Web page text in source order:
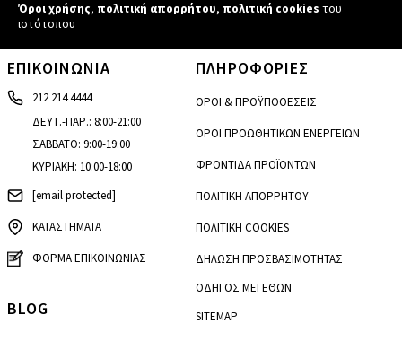
Όροι χρήσης, πολιτική απορρήτου, πολιτική cookies του
ιστότοπου
ΕΠΙΚΟΙΝΩΝΙΑ
212 214 4444
ΔΕΥΤ.-ΠΑΡ.: 8:00-21:00
ΣΑΒΒΑΤΟ: 9:00-19:00
ΚΥΡΙΑΚΗ: 10:00-18:00
[email protected]
ΚΑΤΑΣΤΗΜΑΤΑ
ΦΟΡΜΑ ΕΠΙΚΟΙΝΩΝΙΑΣ
ΠΛΗΡΟΦΟΡΙΕΣ
ΟΡΟΙ & ΠΡΟΫΠΟΘΕΣΕΙΣ
ΟΡΟΙ ΠΡΟΩΘΗΤΙΚΩΝ ΕΝΕΡΓΕΙΩΝ
ΦΡΟΝΤΙΔΑ ΠΡΟΪΟΝΤΩΝ
ΠΟΛΙΤΙΚΗ ΑΠΟΡΡΗΤΟΥ
ΠΟΛΙΤΙΚΗ COOKIES
ΔΗΛΩΣΗ ΠΡΟΣΒΑΣΙΜΟΤΗΤΑΣ
ΟΔΗΓΟΣ ΜΕΓΕΘΩΝ
SITEMAP
BLOG